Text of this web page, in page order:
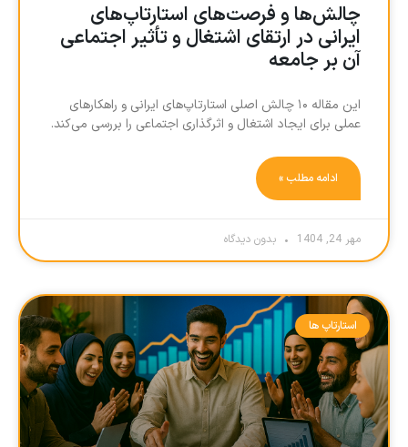
چالش‌ها و فرصت‌های استارتاپ‌های
ایرانی در ارتقای اشتغال و تأثیر اجتماعی
آن بر جامعه
این مقاله ۱۰ چالش اصلی استارتاپ‌های ایرانی و راهکارهای
عملی برای ایجاد اشتغال و اثرگذاری اجتماعی را بررسی می‌کند.
ادامه مطلب »
مهر 24, 1404 بدون دیدگاه
استارتاپ ها